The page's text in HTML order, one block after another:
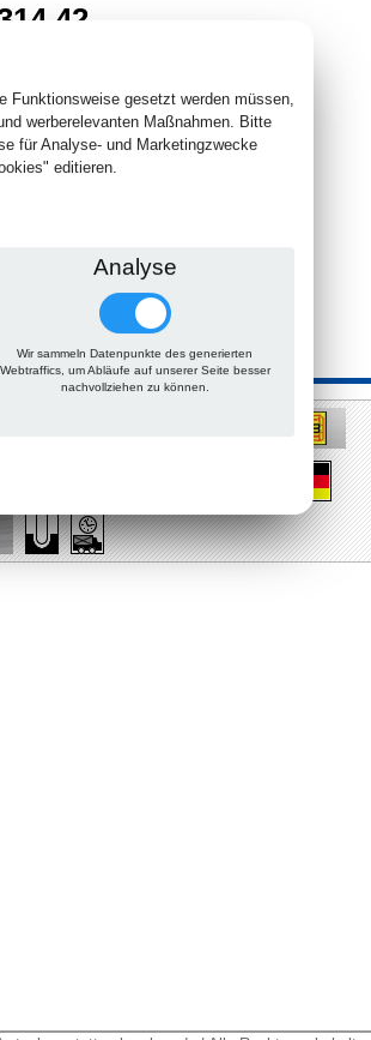
Stck.
passt auch
Funktionsweise gesetzt werden müssen,
werberelevanten Maßnahmen. Bitte
für Analyse- und Marketingzwecke
editieren.
Analyse
Wir sammeln Datenpunkte des generierten
Webtraffics, um Abläufe auf unserer Seite besser
nachvollziehen zu können.